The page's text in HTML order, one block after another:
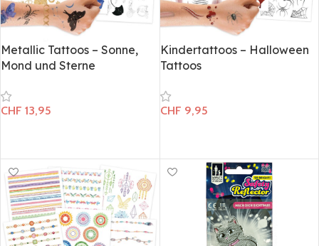
Metallic Tattoos – Sonne,
Mond und Sterne
CHF 13,95
Kindertattoos – Halloween
Tattoos
CHF 9,95